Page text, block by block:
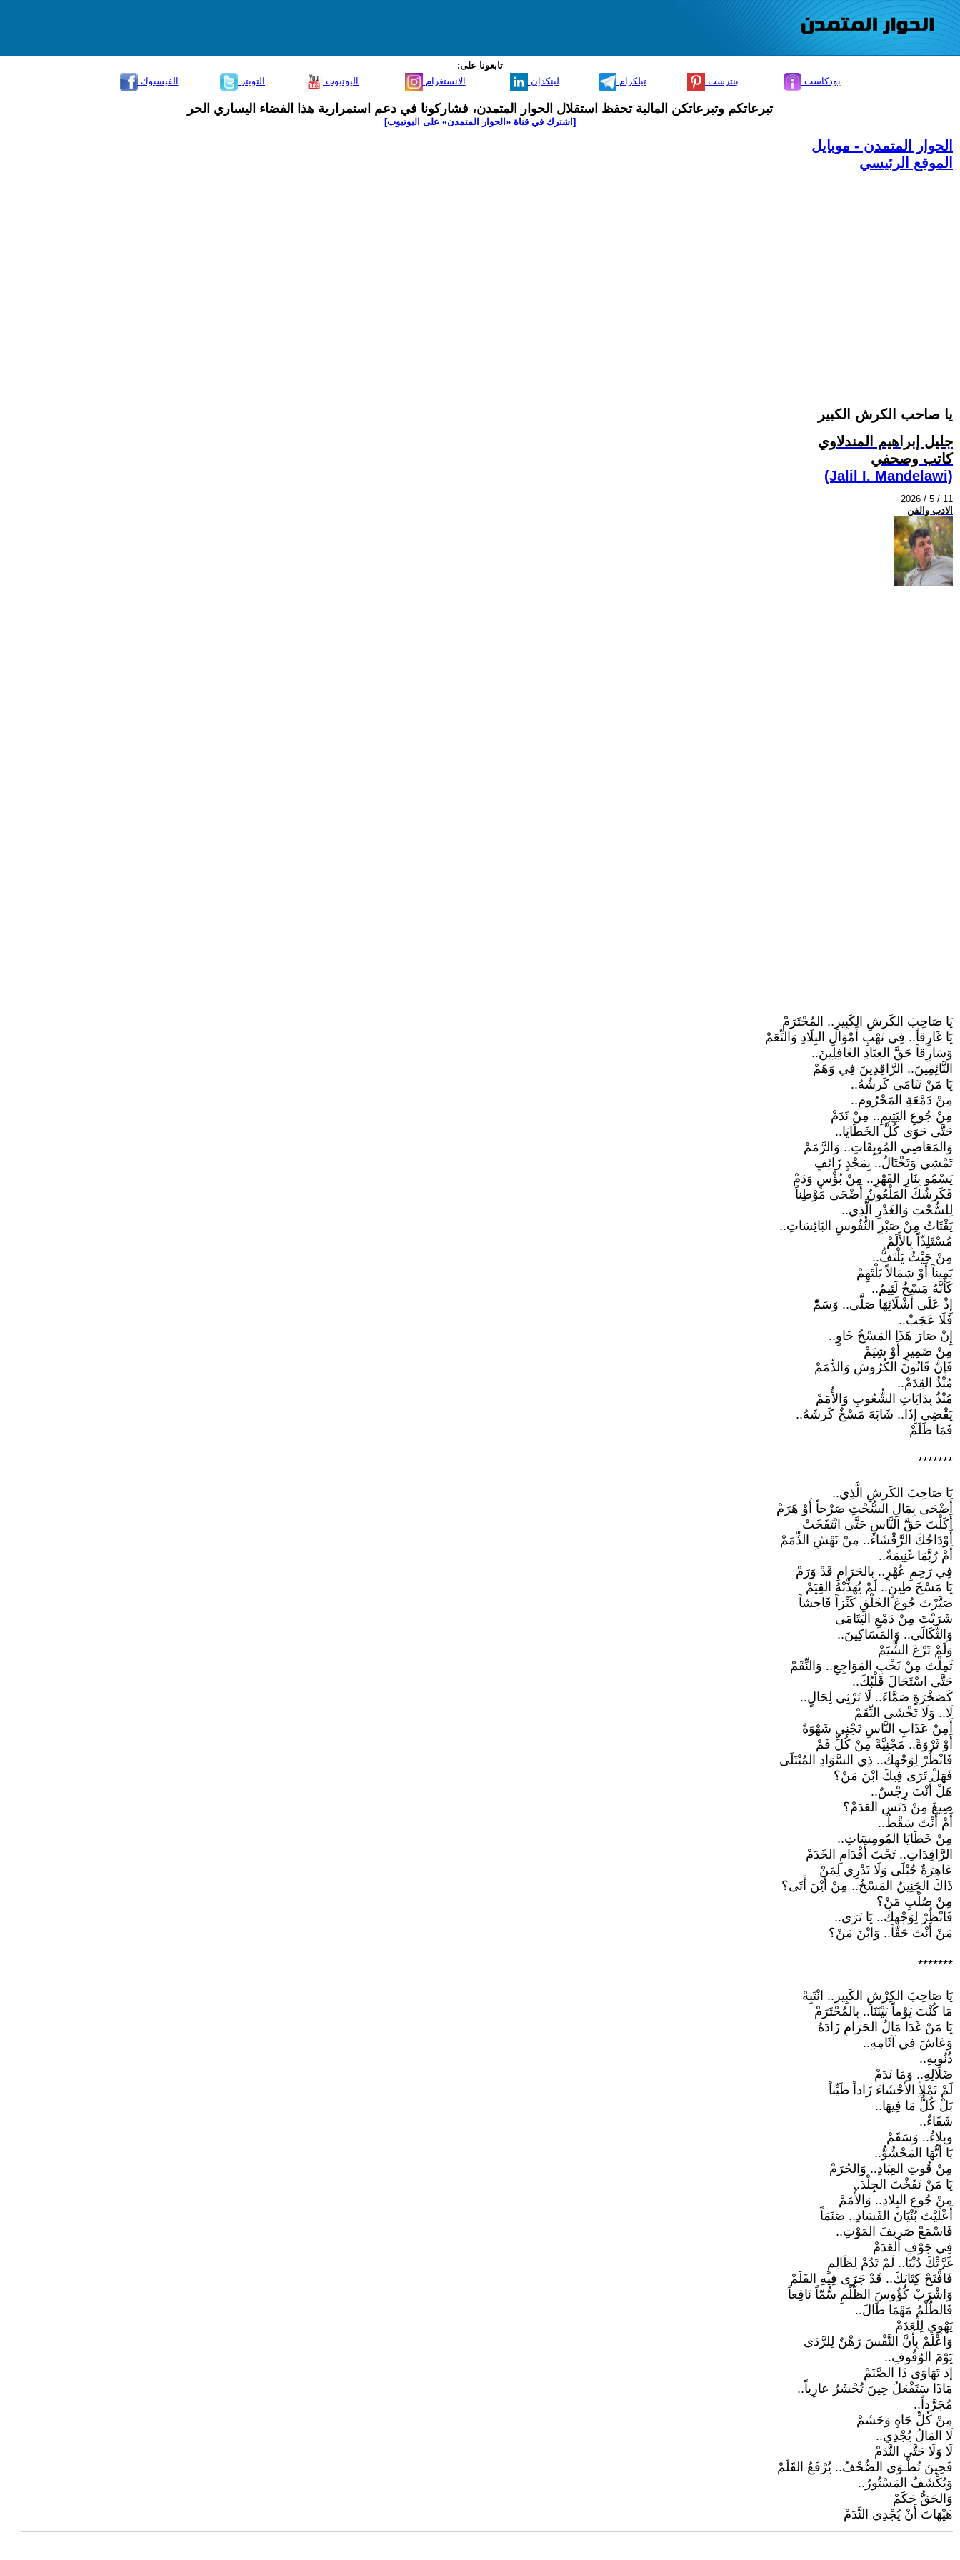
تابعونا على:
الفيسبوك
التويتر اليوتيوب الانستغرام لينكدإن تيلكرام بنترست بودكاست
تبرعاتكم وتبرعاتكن المالية تحفظ استقلال الحوار المتمدن، فشاركونا في دعم استمرارية هذا الفضاء اليساري الحر
[اشترك في قناة ‫«الحوار المتمدن» على اليوتيوب]
الحوار المتمدن - موبايل
الموقع الرئيسي
يا صاحب الكرش الكبير
جليل إبراهيم المندلاوي
كاتب وصحفي
(Jalil I. Mandelawi)
2026 / 5 / 11
الادب والفن
يَا صَاحِبَ الكَرشِ الكَبِيرِ.. المُحْتَرَمْ
يَا غَارِقاً.. فِي نَهْبِ أَمْوَالِ البِلَادِ وَالنِّعَمْ
وَسَارِقاً حَقَّ العِبَادِ الغَافِلِينَ..
النَّائِمِينَ.. الرَّاقِدِينَ فِي وَهَمْ
يَا مَنْ تَنَامَى كَرشُهُ..
مِنْ دَمْعَةِ المَحْرُومِ..
مِنْ جُوعِ اليَتِيمِ.. مِنْ نَدَمْ
حَتَّى حَوَى كُلَّ الخَطَايَا..
وَالمَعَاصِي المُوبِقَاتِ.. وَالرَّمَمْ
تَمْشِي وَتَخْتَالُ.. بِمَجْدٍ زَائِفٍ
يَسْمُو بِنَارِ القَهْرِ.. مِنْ بُؤْسٍ وَدَمْ
فَكَرشُكَ المَلْعُونُ أَضْحَى مَوْطِناً
لِلسُّحْتِ وَالغَدْرِ الَّذِي..
يَقْتَاتُ مِنْ صَبْرِ النُّفُوسِ البَائِسَاتِ..
مُسْتَلِذّاً بِالأَلَمْ
مِنْ حَيْثُ يَلْتَفُّ..
يَمِيناً أَوْ شِمَالاً يَلْتَهِمْ
كَأَنَّهُ مَسْخٌ لَئِيمٌ..
إِذْ عَلَى أَشْلَائِهَا صَلَّى.. وَسَمّْ
فَلَا عَجَبْ..
إِنْ صَارَ هَذَا المَسْخُ خَاوٍ..
مِنْ ضَمِيرٍ أَوْ شِيَمْ
فَإِنَّ قَانُونَ الكُرُوشِ وَالذِّمَمْ
مُنْذُ القِدَمْ..
مُنْذُ بِدَايَاتِ الشُّعُوبِ وَالأُمَمْ
يَقْضِي إِذَا.. شَابَهَ مَسْخٌ كَرشَهُ..
فَمَا ظَلَمْ
*******
يَا صَاحِبَ الكَرشِ الَّذِي..
أَضْحَى بِمَالِ السُّحْتِ صَرْحاً أَوْ هَرَمْ
أَكَلْتَ حَقَّ النَّاسِ حَتَّى انْتَفَخَتْ
أَوْدَاجُكَ الرَّقْشَاءُ.. مِنْ نَهْشِ الذِّمَمْ
أَمْ رُبَّمَا غَنِيمَةٌ..
فِي رَحِمِ عُهْرٍ.. بِالحَرَامِ قَدْ وَرَمْ
يَا مَسْخَ طِينٍ.. لَمْ يُهَذِّبْهُ القِيَمْ
صَيَّرْتَ جُوعَ الخَلْقِ كَنْزاً فَاحِشاً
شَرَبْتَ مِنْ دَمْعِ اليَتَامَى
وَالثَّكَالَى.. وَالمَسَاكِينَ..
وَلَمْ تَرْعَ الشِّيَمْ
ثَمِلْتَ مِنْ نَخْبِ المَوَاجِعِ.. وَالنِّقَمْ
حَتَّى اسْتَحَالَ قَلْبُكَ..
كَصَخْرَةٍ صَمَّاءَ.. لَا تَرْثِي لِحَالٍ..
لَا.. وَلَا تَخْشَى النِّقَمْ
أَمِنْ عَذَابِ النَّاسِ تَجْنِي شَهْوَةً
أَوْ ثَرْوَةً.. مَجْنِيَّةً مِنْ كُلِّ فَمْ
فَانْظُرْ لِوَجْهِكَ.. ذِي السَّوَادِ المُبْتَلَى
فَهَلْ تَرَى فِيكَ ابْنَ مَنْ؟
هَلْ أَنْتَ رِجْسٌ..
صِيغَ مِنْ دَنَسِ العَدَمْ؟
أَمْ أَنْتَ سَقْطٌ..
مِنْ خَطَايَا المُومِسَاتِ..
الرَّاقِدَاتِ.. تَحْتَ أَقْدَامِ الخَدَمْ
عَاهِرَةٌ حُبْلَى وَلَا تَدْرِي لِمَنْ
ذَاكَ الجَنِينُ المَسْخُ.. مِنْ أَيْنَ أَتَى؟
مِنْ صُلْبِ مَنْ؟
فَانْظُرْ لِوَجْهِكَ.. يَا تَرَى..
مَنْ أَنْتَ حَقّاً.. وَابْنَ مَنْ؟
*******
يَا صَاحِبَ الكِرْشِ الكَبِيرِ.. انْتَبِهْ
مَا كُنْتَ يَوْماً بَيْنَنَا.. بِالمُحْتَرَمْ
يَا مَنْ غَدَا مَالُ الحَرَامِ زَادَهُ
وَعَاشَ فِي آثَامِهِ..
ذُنُوبِهِ..
ضَلَالِهِ.. وَمَا نَدَمْ
لَمْ تَمْلأِ الأَحْشَاءَ زَاداً طَيِّباً
بَلْ كُلُّ مَا فِيهَا..
شَقَاءٌ..
وبلاءٌ.. وَسَقَمْ
يَا أيُّهَا المَحْشُوُّ..
مِنْ قُوتِ العِبَادِ.. وَالحُرَمْ
يَا مَنْ نَفَخْتَ الجِلْدَ..
مِنْ جُوعِ البِلادِ.. وَالأُمَمْ
أَعْلَيْتَ بُنْيَانَ الفَسَادِ.. صَنَمَاً
فَاسْمَعْ صَرِيفَ المَوْتِ..
فِي جَوْفِ العَدَمْ
غَرَّتْكَ دُنْيَا.. لَمْ تَدُمْ لِظَالِمٍ
فَافْتَحْ كِتَابَكَ.. قَدْ جَرَى فِيهِ القَلَمْ
وَاشْرَبْ كُؤُوسَ الظُّلْمِ سُّمّاً نَاقِعاً
فَالظُّلْمُ مَهْمَا طَالَ..
يَهْوِي لِلْعَدَمْ
وَاعْلَمْ بِأَنَّ النَّفْسَ رَهْنٌ لِلرَّدَى
يَوْمَ الوُقُوفِ..
إذ تَهَاوَى ذَا الصَّنَمْ
مَاذَا سَتَفْعَلُ حِينَ تُحْشَرُ عارِياً..
مُجَرَّداً..
مِنْ كُلِّ جَاهٍ وَحَشَمْ
لَا المَالُ يُجْدِي..
لَا وَلَا حَتَّى النَّدَمْ
فَحِينَ تُطْـوَى الصُّحْفُ.. يُرْفَعُ القَلَمْ
وَيُكْشَفُ المَسْتُورُ..
وَالحَقُّ حَكَمْ
هَيْهَاتَ أَنْ يُجْدِي النَّدَمْ